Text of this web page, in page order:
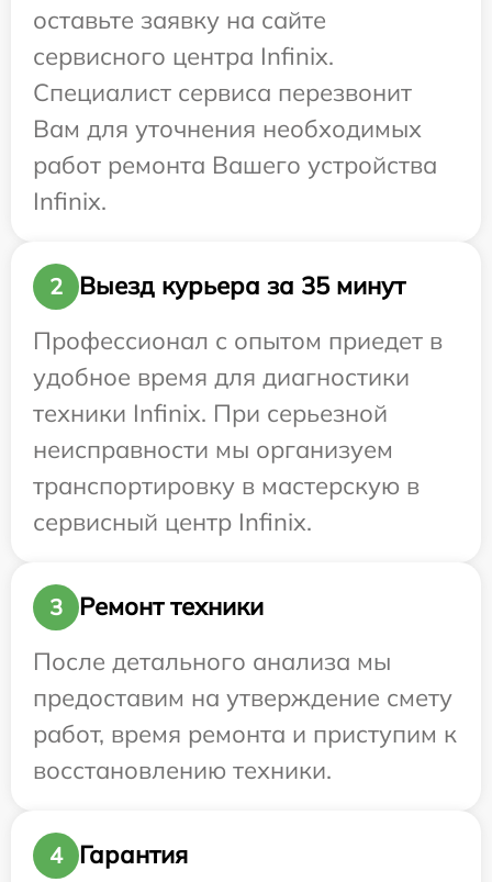
оставьте заявку на сайте
сервисного центра Infinix.
Специалист сервиса перезвонит
Вам для уточнения необходимых
работ ремонта Вашего устройства
Infinix.
2
Выезд курьера за 35 минут
Профессионал с опытом приедет в
удобное время для диагностики
техники Infinix. При серьезной
неисправности мы организуем
транспортировку в мастерскую в
сервисный центр Infinix.
3
Ремонт техники
После детального анализа мы
предоставим на утверждение смету
работ, время ремонта и приступим к
восстановлению техники.
4 Гарантия